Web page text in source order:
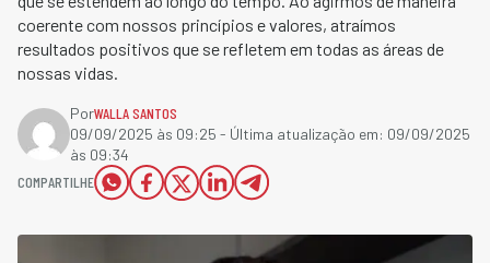
coerente com nossos princípios e valores, atraímos
resultados positivos que se refletem em todas as áreas de
nossas vidas.
PorWALLA SANTOS
09/09/2025 às 09:25 - Última atualização em: 09/09/2025
às 09:34
COMPARTILHE